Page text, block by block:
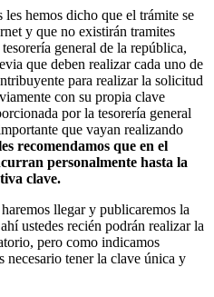
hemos dicho que el trámite se
y que no existirán tramites
general de la república,
que deben realizar cada uno de
para realizar la solicitud
con su propia clave
por la tesorería general
que vayan realizando
recomendamos que en el
personalmente hasta la
clave.
llegar y publicaremos la
ustedes recién podrán realizar la
pero como indicamos
necesario tener la clave única y